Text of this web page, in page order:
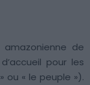
de
pour les
ou « le peuple »).